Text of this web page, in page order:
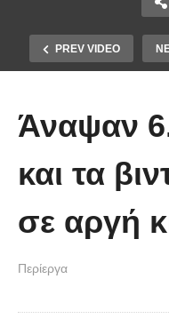
PREV VIDEO
10 από τα πιο
ουρανό
Άναψαν
και τα
σε αργή
Περίεργα